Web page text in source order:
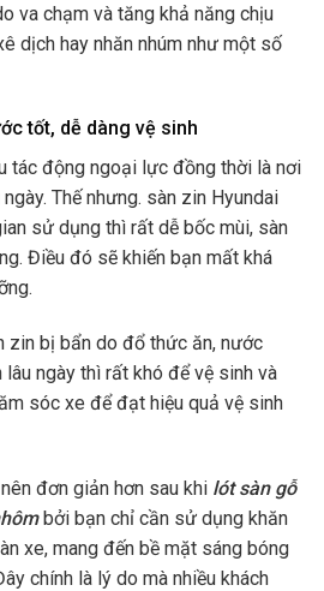
va chạm và tăng khả năng chịu
dịch hay nhăn nhúm như một số
tốt, dễ dàng vệ sinh
tác động ngoại lực đồng thời là nơi
Thế nhưng. sàn zin Hyundai
sử dụng thì rất dễ bốc mùi, sàn
Điều đó sẽ khiến bạn mất khá
zin bị bẩn do đổ thức ăn, nước
ngày thì rất khó để vệ sinh và
sóc xe để đạt hiệu quả vệ sinh
đơn giản hơn sau khi lót sàn gỗ
bởi bạn chỉ cần sử dụng khăn
xe, mang đến bề mặt sáng bóng
chính là lý do mà nhiều khách